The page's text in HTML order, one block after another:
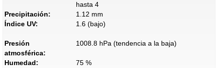
hasta 4
Precipitación:
1.12 mm
Índice UV:
1.6 (bajo)
Presión
atmosférica:
1008.8 hPa (tendencia a la baja)
Humedad:
75 %